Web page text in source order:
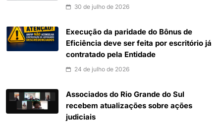
30 de julho de 2026
Execução da paridade do Bônus de
Eficiência deve ser feita por escritório já
contratado pela Entidade
24 de julho de 2026
Associados do Rio Grande do Sul
recebem atualizações sobre ações
judiciais